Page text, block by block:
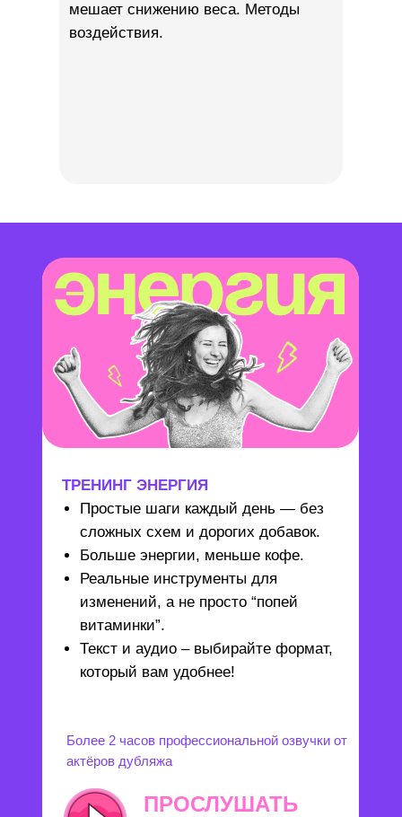
мешает снижению веса. Методы
воздействия.
ТРЕНИНГ ЭНЕРГИЯ
Простые шаги каждый день — без
сложных схем и дорогих добавок.
Больше энергии, меньше кофе.
Реальные инструменты для
изменений, а не просто “попей
витаминки”.
Текст и аудио – выбирайте формат,
который вам удобнее!
ПРОСЛУШАТЬ
Более 2 часов профессиональной озвучки от
актёров дубляжа